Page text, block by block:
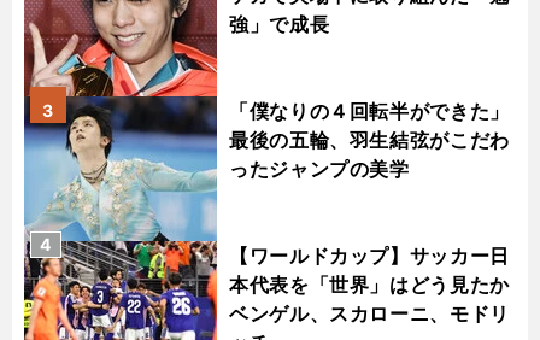
強」で成長
「僕なりの４回転半ができた」
最後の五輪、羽生結弦がこだわ
ったジャンプの美学
3
【ワールドカップ】サッカー日
本代表を「世界」はどう見たか
ベンゲル、スカローニ、モドリ
4